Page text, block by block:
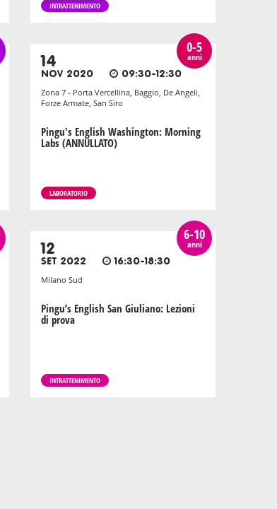
INTRATTENIMENTO
0-5
anni
14
NOV 2020 09:30-12:30
Zona 7 - Porta Vercellina, Baggio, De Angeli,
Forze Armate, San Siro
Pingu's English Washington: Morning
Labs (ANNULLATO)
LABORATORIO
6-10
anni
12
SET 2022 16:30-18:30
Milano Sud
Pingu’s English San Giuliano: Lezioni
di prova
INTRATTENIMENTO